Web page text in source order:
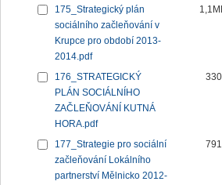
175_Strategický plán
sociálního začleňování v
Krupce pro období 2013-
2014.pdf
176_STRATEGICKÝ
PLÁN SOCIÁLNÍHO
ZAČLEŇOVÁNÍ KUTNÁ
HORA.pdf
177_Strategie pro sociální
začleňování Lokálního
partnerství Mělnicko 2012-